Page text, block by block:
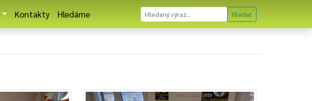
Kontakty Hledáme Hledat